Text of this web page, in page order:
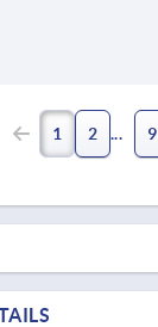
1 2 9